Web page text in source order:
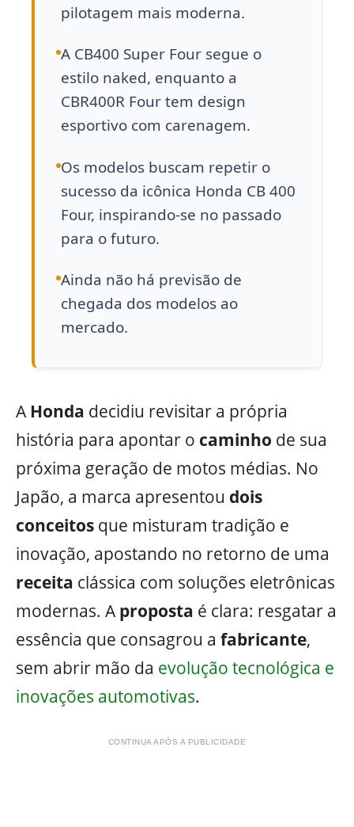
pilotagem mais moderna.
A CB400 Super Four segue o
estilo naked, enquanto a
CBR400R Four tem design
esportivo com carenagem.
Os modelos buscam repetir o
sucesso da icônica Honda CB 400
Four, inspirando-se no passado
para o futuro.
Ainda não há previsão de
chegada dos modelos ao
mercado.
AHonda decidiu revisitar a própria
história para apontar o caminho de sua
próxima geração de motos médias. No
Japão, a marca apresentou dois
conceitos que misturam tradição e
inovação, apostando no retorno de uma
receita clássica com soluções eletrônicas
modernas. Aproposta é clara: resgatar a
essência que consagrou a fabricante,
sem abrir mão da evolução tecnológica e
inovações automotivas.
CONTINUA APÓS A PUBLICIDADE